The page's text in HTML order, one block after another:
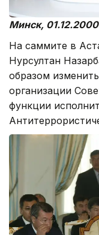
Минск, 01.12.2000
На саммите в
Нурсултан
образом
организации
функции